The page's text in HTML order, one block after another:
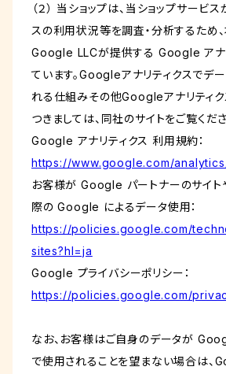
（２） 当ショップは、当ショップサービ
スの利用状況等を調査・分析するため
Google LLCが提供する Google アナ
ています。Googleアナリティクスでデ
れる仕組みその他Googleアナリティ
つきましては、同社のサイトをご覧くださ
Google アナリティクス 利用規約：
https://www.google.com/
お客様が Google パートナーのサイト
際の Google によるデータ使用：
https://policies.google.com/
sites?hl=ja
Google プライバシーポリシー：
https://policies.google.com/
なお、お客様はご自身のデータが
で使用されることを望まない場合は、